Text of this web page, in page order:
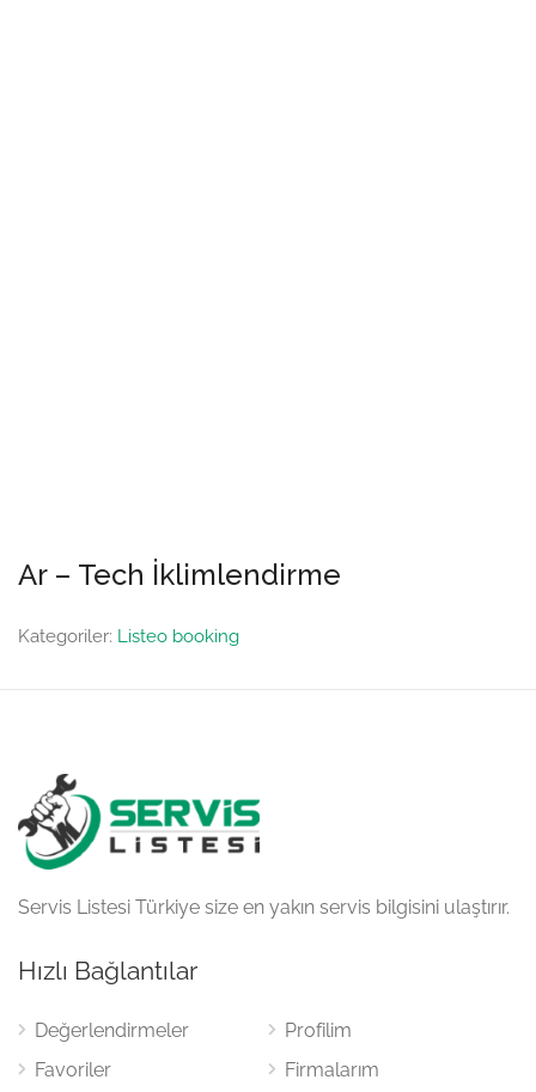
Ar – Tech İklimlendirme
Kategoriler: Listeo booking
Servis Listesi Türkiye size en yakın servis bilgisini ulaştırır.
Hızlı Bağlantılar
Değerlendirmeler
Favoriler
Profilim
Firmalarım